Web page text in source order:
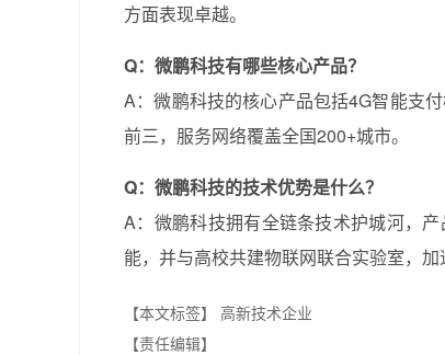
方面表现卓越。
Q：微鹏科技有哪些核心产品？
A：微鹏科技的核心产品包括4G智能支
前三，服务网络覆盖全国200+城市。
Q：微鹏科技的技术优势是什么？
A：微鹏科技拥有全链条技术护城河，
能，并与高校共建物联网联合实验室，加
【本文标签】
高新技术企业
【责任编辑】